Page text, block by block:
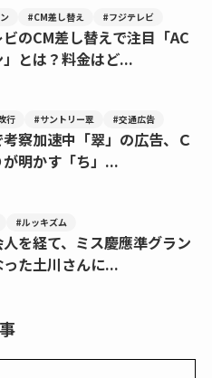
#CM差し替え #フジテレビ
のCM差し替えで注目「AC
とは？料金はど...
行 #サントリー翠 #交通広告
考察加速中「翠」の広告、Ｃ
が明かす「ち」...
#ルッキズム
を経て、ミス慶應準グラン
た土川さんに...